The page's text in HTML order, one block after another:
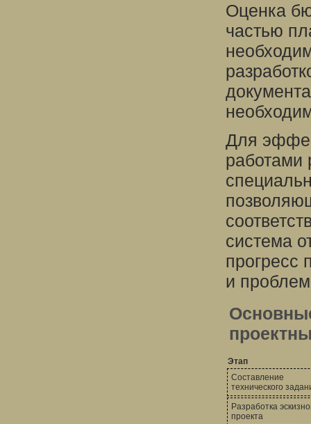
Оценка
частью
Для
работами
система
прогресс
и
Этап
Составление
технического
Разработка
проекта